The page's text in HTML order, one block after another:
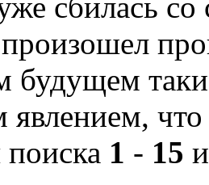
что
поиска 1 - 15